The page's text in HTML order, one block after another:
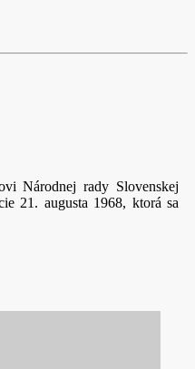
Národnej rady Slovenskej
21. augusta 1968, ktorá sa